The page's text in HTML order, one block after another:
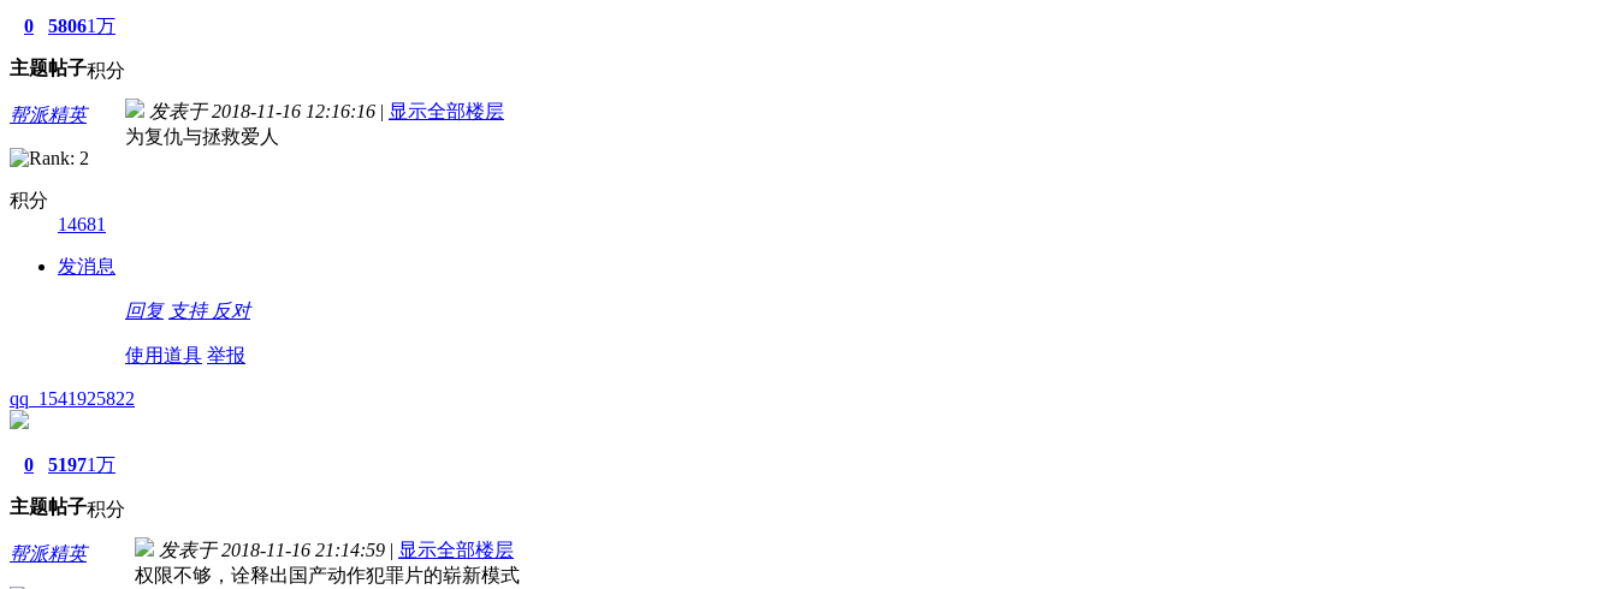
0
主题
5806
帖子
1万
积分
帮派精英
积分
14681
发消息
发表于 2018-11-16 12:16:16 | 显示全部楼层
为复仇与拯救爱人
回复 支持 反对
使用道具 举报
qq_1541925822
0
主题
5197
帖子
1万
积分
帮派精英 发表于 2018-11-16 21:14:59 | 显示全部楼层
权限不够，诠释出国产动作犯罪片的崭新模式